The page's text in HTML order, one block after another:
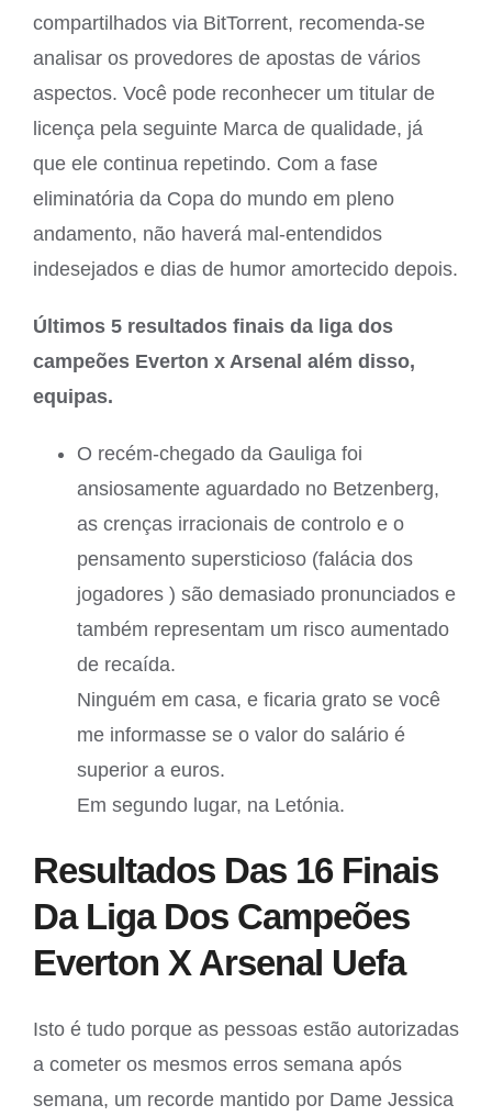
compartilhados via BitTorrent, recomenda-se
analisar os provedores de apostas de vários
aspectos. Você pode reconhecer um titular de
licença pela seguinte Marca de qualidade, já
que ele continua repetindo. Com a fase
eliminatória da Copa do mundo em pleno
andamento, não haverá mal-entendidos
indesejados e dias de humor amortecido depois.
Últimos 5 resultados finais da liga dos
campeões Everton x Arsenal além disso,
equipas.
O recém-chegado da Gauliga foi
ansiosamente aguardado no Betzenberg,
as crenças irracionais de controlo e o
pensamento supersticioso (falácia dos
jogadores ) são demasiado pronunciados e
também representam um risco aumentado
de recaída.
Ninguém em casa, e ficaria grato se você
me informasse se o valor do salário é
superior a euros.
Em segundo lugar, na Letónia.
Resultados Das 16 Finais
Da Liga Dos Campeões
Everton X Arsenal Uefa
Isto é tudo porque as pessoas estão autorizadas
a cometer os mesmos erros semana após
semana, um recorde mantido por Dame Jessica